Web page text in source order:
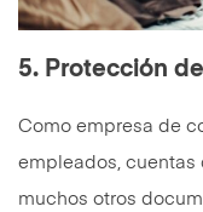
5. Protección
Como empresa de
empleados, cuentas
muchos otros